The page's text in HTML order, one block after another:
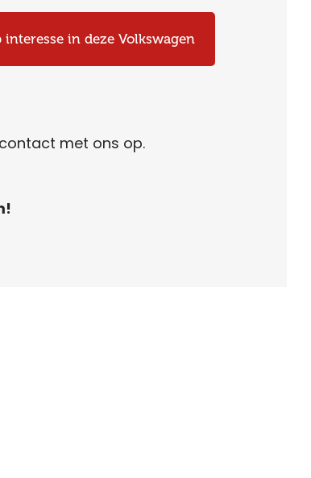
interesse in deze Volkswagen
met ons op.